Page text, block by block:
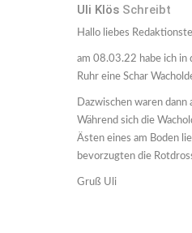
Uli Klös Schreibt
Hallo liebes
am 08.03.22 habe ich in
Ruhr eine Schar
Dazwischen waren dann
Während sich die
Ästen eines am Boden
bevorzugten die
Gruß Uli